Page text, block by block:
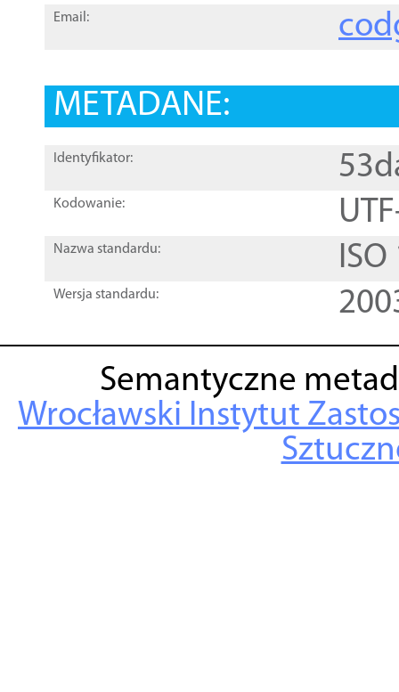
Email:
METADANE:
Identyfikator:
Kodowanie:
Nazwa standardu:
Wersja standardu:
Semantyczne
Wrocławski Instytut